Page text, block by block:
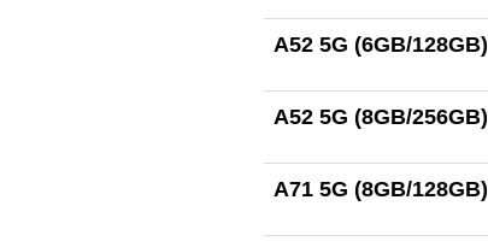
A52 5G (6GB/128GB)
A52 5G (8GB/256GB)
A71 5G (8GB/128GB)